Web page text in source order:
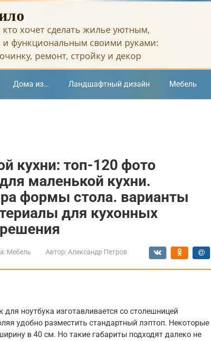
кто хочет сделать жилье уютным,
функциональным своими руками:
ремонт, стройку и декор
Дома из… Ландшафтный дизайн Мебель
кухни: топ-120 фото
маленькой кухни.
формы стола. варианты
для кухонных
Мебель Автор: Александр Петров
ноутбука изготавливается со столешницей
удобно разместить стандартный лэптоп. Некоторые
в 40 см. Но такие габариты подходят далеко не